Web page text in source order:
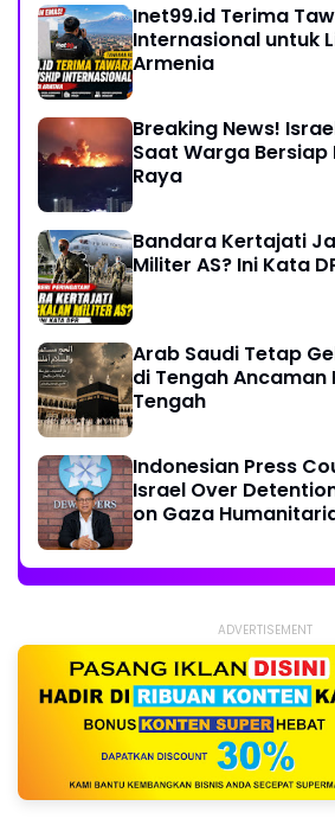
Inet99.id Terima
Internasional untuk
Armenia
Breaking News!
Saat Warga Bersiap
Raya
Bandara Kertajati
Militer AS? Ini Kata
Arab Saudi Tetap
di Tengah Ancaman
Tengah
Indonesian Press
Israel Over
on Gaza
ADVERTISEMENT